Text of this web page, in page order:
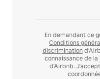
En demandant ce
Conditions
discrimination
connaissance de la
d'Airbnb.